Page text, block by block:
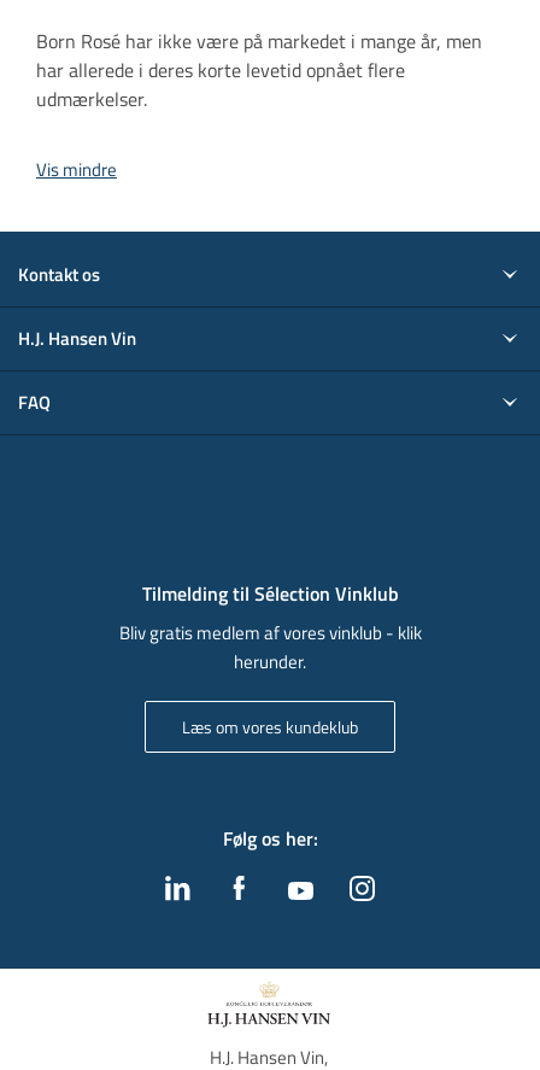
Born Rosé har ikke være på markedet i mange år, men
har allerede i deres korte levetid opnået flere
udmærkelser.
Vis mindre
Kontakt os
H.J. Hansen Vin
FAQ
Tilmelding til Sélection Vinklub
Bliv gratis medlem af vores vinklub - klik
herunder.
Læs om vores kundeklub
Følg os her:
H.J. Hansen Vin,